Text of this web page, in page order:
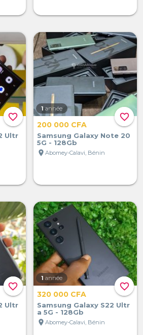
favorite_border
Ultr
favorite_border
1 année
200 000 CFA
Samsung Galaxy Note 20
5G - 128Gb
location_on Abomey-Calavi, Bénin
favorite_border
Ultr
favorite_border
1 année
320 000 CFA
Samsung Galaxy S22 Ultr
a 5G - 128Gb
location_on Abomey-Calavi, Bénin